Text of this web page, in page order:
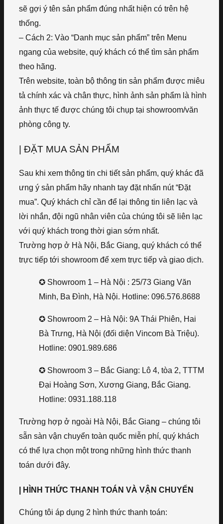
sẽ gợi ý tên sản phẩm đúng nhất hiện có trên hệ
thống.
– Cách 2: Vào “Danh mục sản phẩm” trên Menu
ngang của website, quý khách có thể tìm sản phẩm
theo hãng.
Trên website, toàn bộ thông tin sản phẩm được miêu
tả chính xác và chân thực, hình ảnh sản phẩm là hình
ảnh thực tế được chúng tôi chụp tại showroom/văn
phòng công ty.
| ĐẶT MUA SẢN PHẨM
Sau khi xem thông tin chi tiết sản phẩm, quý khác đã
ưng ý sản phẩm hãy nhanh tay đặt nhấn nút “Đặt
mua”. Quý khách chỉ cần để lại thông tin liên lạc và
lời nhắn, đội ngũ nhân viên của chúng tôi sẽ liên lạc
với quý khách trong thời gian sớm nhất.
Trường hợp ở Hà Nội, Bắc Giang, quý khách có thể
trực tiếp tới showroom để xem trực tiếp và giao dịch.
✪ Showroom 1 – Hà Nội : 25/73 Giang Văn
Minh, Ba Đình, Hà Nội. Hotline: 096.576.8688
✪ Showroom 2 – Hà Nội: 9A Thái Phiên, Hai
Bà Trưng, Hà Nội (đối diện Vincom Bà Triệu).
Hotline: 0901.989.686
✪ Showroom 3 – Bắc Giang: Lô 4, tòa 2, TTTM
Đại Hoàng Sơn, Xương Giang, Bắc Giang.
Hotline: 0931.188.118
Trường hợp ở ngoài Hà Nội, Bắc Giang – chúng tôi
sẵn sàn vận chuyển toàn quốc miễn phí, quý khách
có thể lựa chọn một trong những hình thức thanh
toán dưới đây.
| HÌNH THỨC THANH TOÁN VÀ VẬN CHUYỂN
Chúng tôi áp dụng 2 hình thức thanh toán: